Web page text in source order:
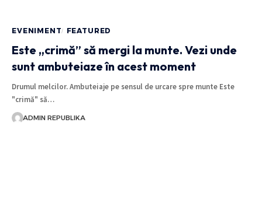
EVENIMENT FEATURED
Este „crimă” să mergi la munte. Vezi unde
sunt ambuteiaze în acest moment
Drumul melcilor. Ambuteiaje pe sensul de urcare spre munte Este
"crimă" să…
ADMIN REPUBLIKA